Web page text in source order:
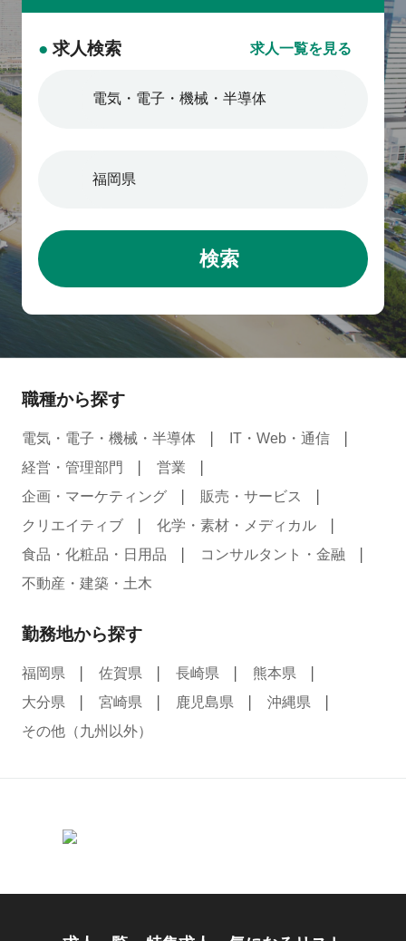
● 求人検索 求人一覧を見る
検索
職種から探す
電気・電子・機械・半導体
IT・Web・通信
経営・管理部門
営業
企画・マーケティング
販売・サービス
クリエイティブ
化学・素材・メディカル
食品・化粧品・日用品
コンサルタント・金融
不動産・建築・土木
勤務地から探す
福岡県 佐賀県 長崎県
熊本県
大分県
宮崎県 鹿児島県
沖縄県
その他（九州以外）